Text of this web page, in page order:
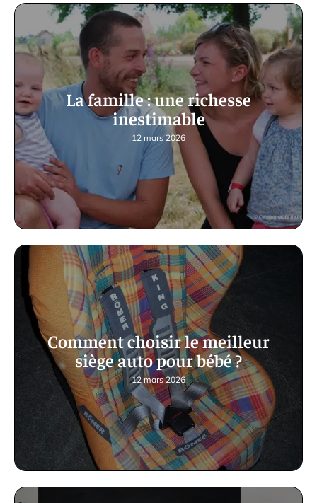
La famille : une richesse
inestimable
12 mars 2026
Comment choisir le meilleur
siège auto pour bébé ?
12 mars 2026